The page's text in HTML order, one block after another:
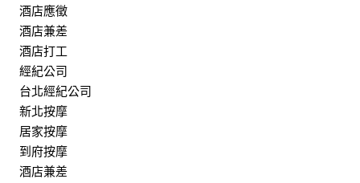
酒店應徵
酒店兼差
酒店打工
經紀公司
台北經紀公司
新北按摩
居家按摩
到府按摩
酒店兼差